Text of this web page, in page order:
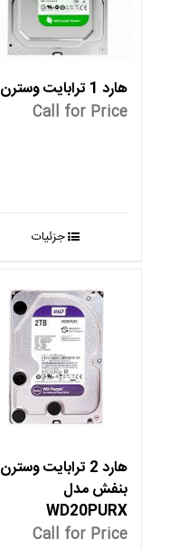
هارد 1 ترابایت وسترن
Call for Price
جزئیات
هارد 2 ترابایت وسترن
بنفش مدل
WD20PURX
Call for Price